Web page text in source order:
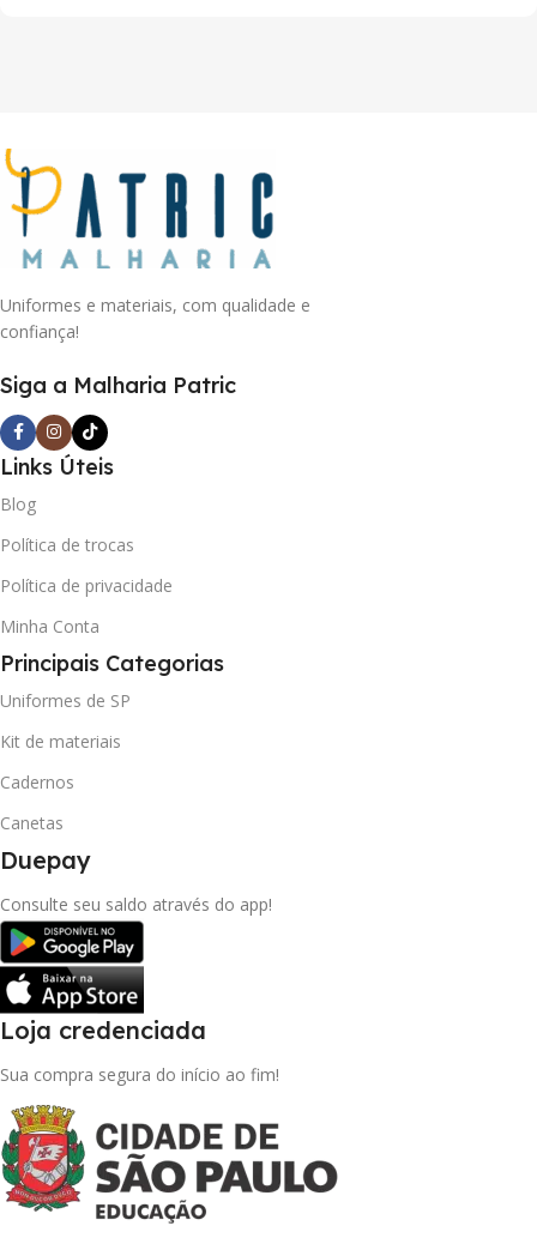
Uniformes e materiais, com qualidade e
confiança!
Siga a Malharia Patric
Links Úteis
Blog
Política de trocas
Política de privacidade
Minha Conta
Principais Categorias
Uniformes de SP
Kit de materiais
Cadernos
Canetas
Duepay
Consulte seu saldo através do app!
Loja credenciada
Sua compra segura do início ao fim!